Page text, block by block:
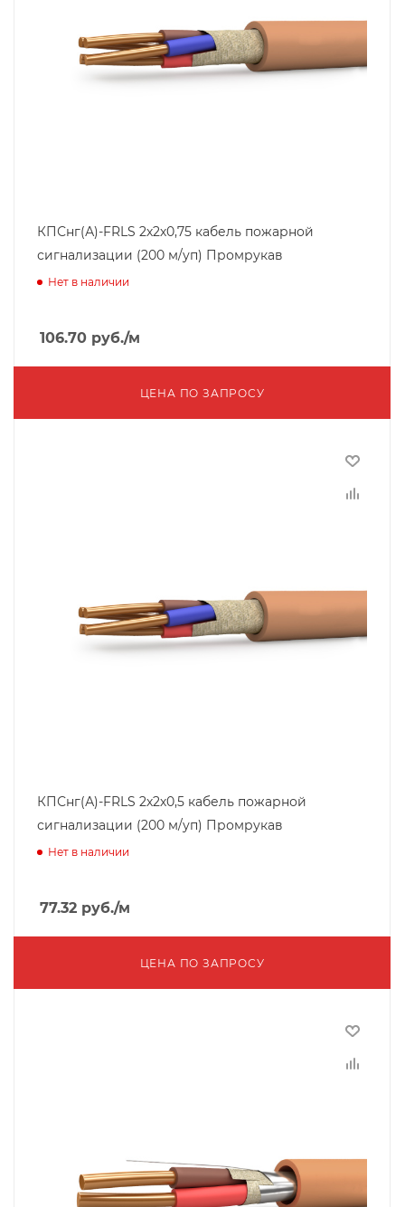
КПСнг(А)-FRLS 2х2х0,75 кабель пожарной
сигнализации (200 м/уп) Промрукав
Нет в наличии
106.70 руб./м
ЦЕНА ПО ЗАПРОСУ
КПСнг(А)-FRLS 2х2х0,5 кабель пожарной
сигнализации (200 м/уп) Промрукав
Нет в наличии
77.32 руб./м
ЦЕНА ПО ЗАПРОСУ